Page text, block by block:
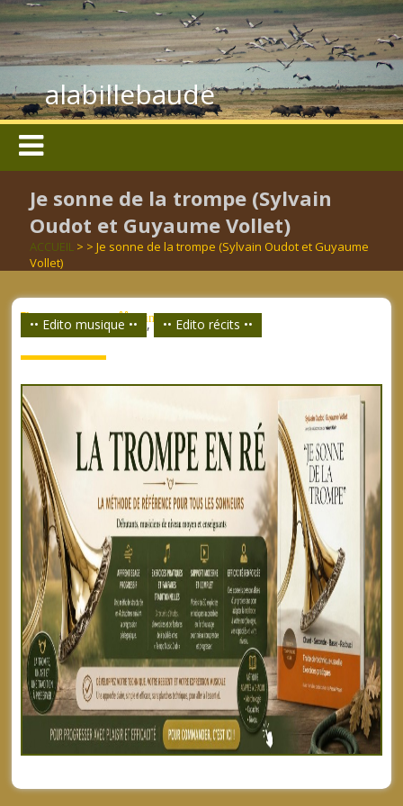
alabillebaude
Je sonne de la trompe (Sylvain
Oudot et Guyaume Vollet)
ACCUEIL > > Je sonne de la trompe (Sylvain Oudot et Guyaume
Vollet)
•• Edito musique •• , •• Edito récits ••
aucun mot clé dimanche 02 août 2026